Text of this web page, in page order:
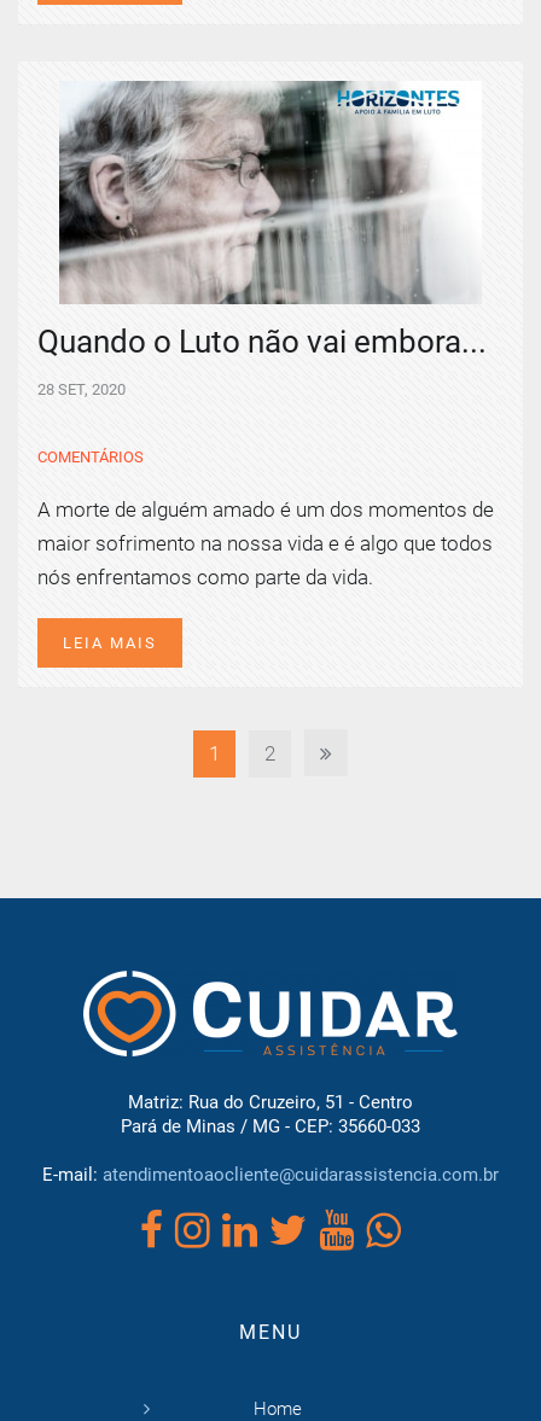
Quando o Luto não vai embora...
28 SET, 2020
COMENTÁRIOS
A morte de alguém amado é um dos momentos de
maior sofrimento na nossa vida e é algo que todos
nós enfrentamos como parte da vida.
LEIA MAIS
1 2
Matriz: Rua do Cruzeiro, 51 - Centro
Pará de Minas / MG - CEP: 35660-033
E-mail: atendimentoaocliente@cuidarassistencia.com.br
MENU
Home